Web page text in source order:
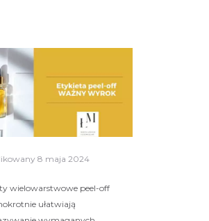
8 maja 2024
wielowarstwowe peel-off
ułatwiają